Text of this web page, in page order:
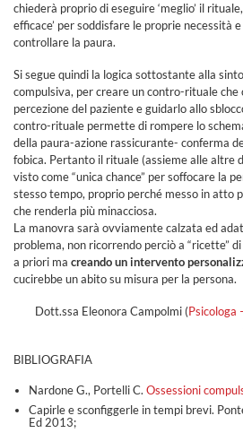
chiederà proprio di eseguire ‘meglio’ il
efficace’ per soddisfare le proprie necessità
controllare la paura.
Si segue quindi la logica sottostante alla
compulsiva, per creare un contro-rituale che
percezione del paziente e guidarlo allo
contro-rituale permette di rompere lo
della paura-azione rassicurante- conferma
fobica. Pertanto il rituale (assieme alle altre
visto come “unica chance” per soffocare la
stesso tempo, proprio perché messo in atto
che renderla più minacciosa.
La manovra sarà ovviamente calzata ed
problema, non ricorrendo perciò a “ricette”
a priori ma creando un intervento
cucirebbe un abito su misura per la persona.
Dott.ssa Eleonora Campolmi (Psicologa
BIBLIOGRAFIA
Nardone G., Portelli C. Ossessioni
Capirle e sconfiggerle in tempi brevi.
Ed 2013;